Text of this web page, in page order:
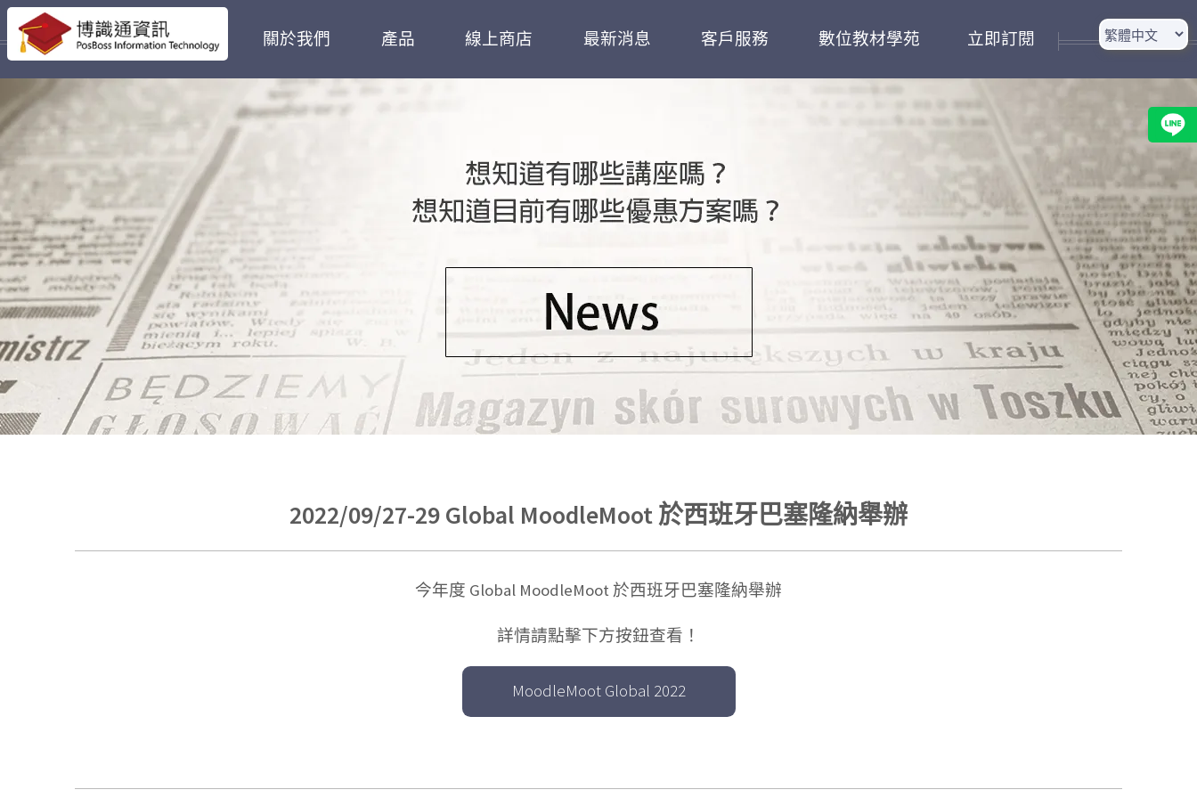
首頁 關於我們 產品 線上商店 最新消息 客戶服務 數位教材學苑 立即訂閱
2022/09/27-29 Global MoodleMoot 於西班牙巴塞隆納舉辦
今年度 Global MoodleMoot 於西班牙巴塞隆納舉辦
詳情請點擊下方按鈕查看！
MoodleMoot Global 2022